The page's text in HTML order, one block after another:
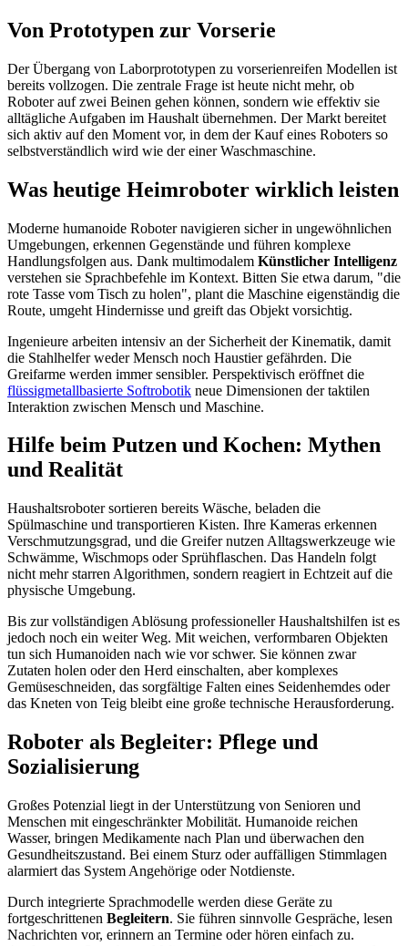
Von Prototypen zur Vorserie
Der Übergang von Laborprototypen zu vorserienreifen Modellen ist
bereits vollzogen. Die zentrale Frage ist heute nicht mehr, ob
Roboter auf zwei Beinen gehen können, sondern wie effektiv sie
alltägliche Aufgaben im Haushalt übernehmen. Der Markt bereitet
sich aktiv auf den Moment vor, in dem der Kauf eines Roboters so
selbstverständlich wird wie der einer Waschmaschine.
Was heutige Heimroboter wirklich leisten
Moderne humanoide Roboter navigieren sicher in ungewöhnlichen
Umgebungen, erkennen Gegenstände und führen komplexe
Handlungsfolgen aus. Dank multimodalem Künstlicher Intelligenz
verstehen sie Sprachbefehle im Kontext. Bitten Sie etwa darum, "die
rote Tasse vom Tisch zu holen", plant die Maschine eigenständig die
Route, umgeht Hindernisse und greift das Objekt vorsichtig.
Ingenieure arbeiten intensiv an der Sicherheit der Kinematik, damit
die Stahlhelfer weder Mensch noch Haustier gefährden. Die
Greifarme werden immer sensibler. Perspektivisch eröffnet die
flüssigmetallbasierte Softrobotik neue Dimensionen der taktilen
Interaktion zwischen Mensch und Maschine.
Hilfe beim Putzen und Kochen: Mythen
und Realität
Haushaltsroboter sortieren bereits Wäsche, beladen die
Spülmaschine und transportieren Kisten. Ihre Kameras erkennen
Verschmutzungsgrad, und die Greifer nutzen Alltagswerkzeuge wie
Schwämme, Wischmops oder Sprühflaschen. Das Handeln folgt
nicht mehr starren Algorithmen, sondern reagiert in Echtzeit auf die
physische Umgebung.
Bis zur vollständigen Ablösung professioneller Haushaltshilfen ist es
jedoch noch ein weiter Weg. Mit weichen, verformbaren Objekten
tun sich Humanoiden nach wie vor schwer. Sie können zwar
Zutaten holen oder den Herd einschalten, aber komplexes
Gemüseschneiden, das sorgfältige Falten eines Seidenhemdes oder
das Kneten von Teig bleibt eine große technische Herausforderung.
Roboter als Begleiter: Pflege und
Sozialisierung
Großes Potenzial liegt in der Unterstützung von Senioren und
Menschen mit eingeschränkter Mobilität. Humanoide reichen
Wasser, bringen Medikamente nach Plan und überwachen den
Gesundheitszustand. Bei einem Sturz oder auffälligen Stimmlagen
alarmiert das System Angehörige oder Notdienste.
Durch integrierte Sprachmodelle werden diese Geräte zu
fortgeschrittenen Begleitern. Sie führen sinnvolle Gespräche, lesen
Nachrichten vor, erinnern an Termine oder hören einfach zu.